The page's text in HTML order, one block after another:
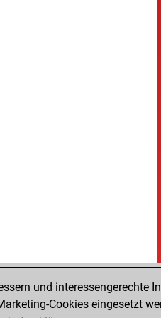
und interessengerechte
Cookies eingesetzt